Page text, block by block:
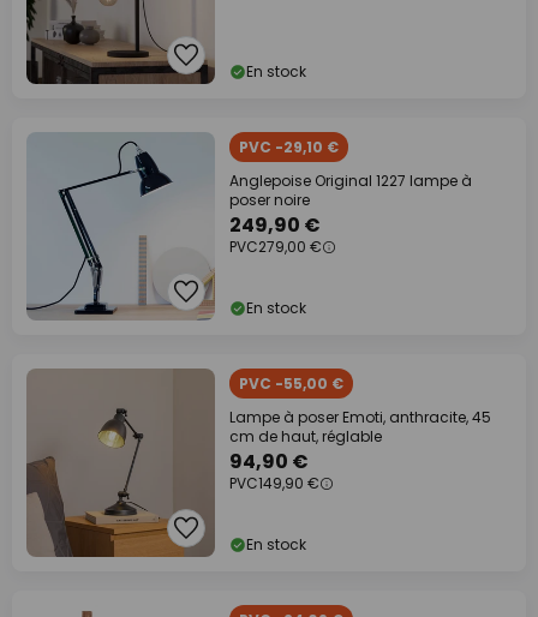
En stock
PVC -29,10 €
Anglepoise Original 1227 lampe à
poser noire
249,90 €
PVC279,00 €
En stock
PVC -55,00 €
Lampe à poser Emoti, anthracite, 45
cm de haut, réglable
94,90 €
PVC149,90 €
En stock